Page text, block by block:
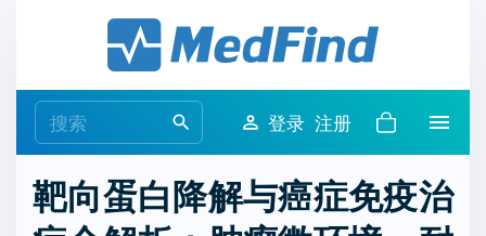
e
r
登录 注册
靶向蛋白降解与癌症免疫治